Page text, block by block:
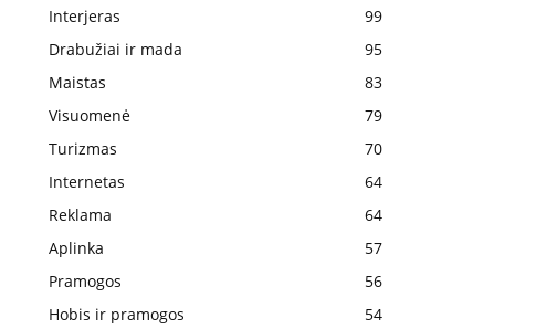
Interjeras
99
Drabužiai ir mada
95
Maistas
83
Visuomenė
79
Turizmas
70
Internetas
64
Reklama
64
Aplinka
57
Pramogos
56
Hobis ir pramogos
54